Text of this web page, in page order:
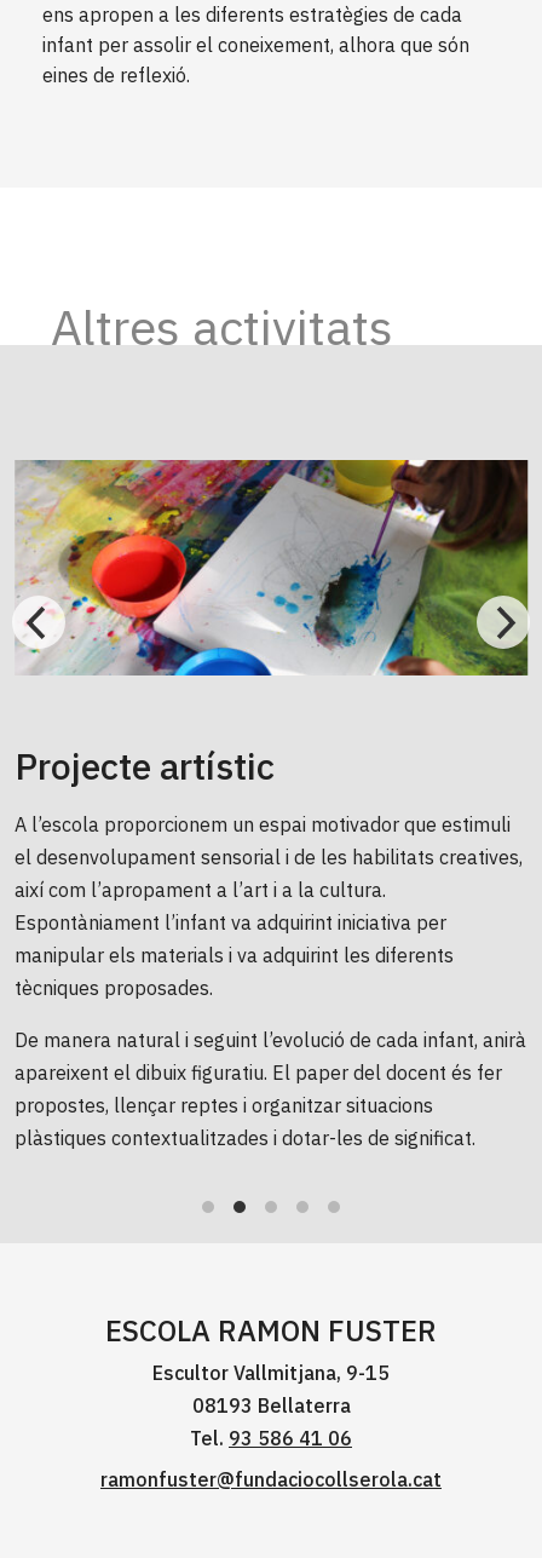
ens apropen a les diferents estratègies de cada
infant per assolir el coneixement, alhora que són
eines de reflexió.
Altres activitats
Projecte artístic
A l’escola proporcionem un espai motivador que estimuli
el desenvolupament sensorial i de les habilitats creatives,
així com l’apropament a l’art i a la cultura.
Espontàniament l’infant va adquirint iniciativa per
manipular els materials i va adquirint les diferents
tècniques proposades.
De manera natural i seguint l’evolució de cada infant, anirà
apareixent el dibuix figuratiu. El paper del docent és fer
propostes, llençar reptes i organitzar situacions
plàstiques contextualitzades i dotar-les de significat.
d’art i el contacte amb diferents artistes.
ESCOLA RAMON FUSTER
Escultor Vallmitjana, 9-15
08193 Bellaterra
Tel. 93 586 41 06
ramonfuster@fundaciocollserola.cat